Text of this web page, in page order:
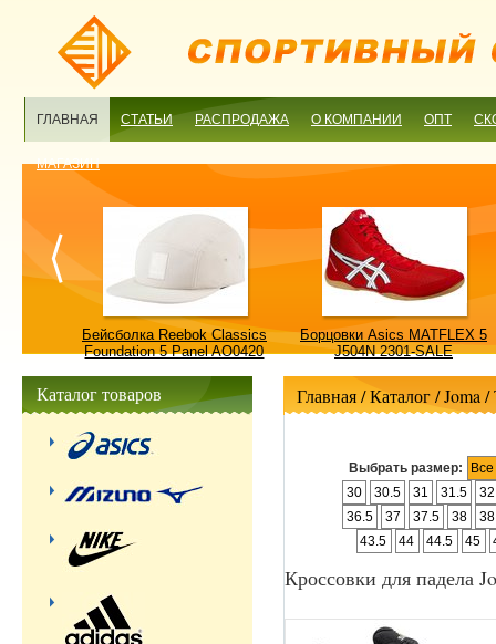
ГЛАВНАЯ СТАТЬИ РАСПРОДАЖА О КОМПАНИИ ОПТ
МАГАЗИН
Бейсболка Reebok Classics
Foundation 5 Panel AO0420
Борцовки Asics MATFLEX 5
J504N 2301-SALE
Главная/ Каталог /Joma /
Выбрать размер:
30
30.5 31 31.5
32
36.5
37 37.5 38
43.5
44 44.5 45
Кроссовки для падела
Каталог товаров